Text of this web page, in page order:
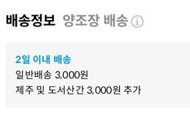
배송정보 양조장 배송
2일 이내 배송
일반배송 3,000원
제주 및 도서산간3,000원 추가